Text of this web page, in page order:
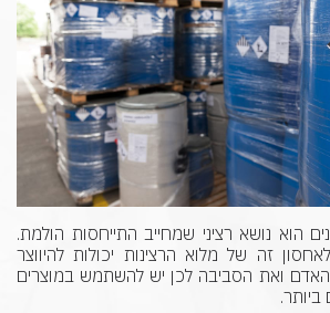
הוא נושא רציני שמחייב התייחסות הולמת.
זה של מלוא הרצינות יכולות להיווצר
ואת הסביבה לכן יש להשתמש במוצרים
ביותר.